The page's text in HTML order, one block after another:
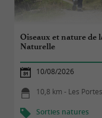
Oiseaux et nature de
Naturelle
10/08/2026
10,8 km - Les
Sorties natures